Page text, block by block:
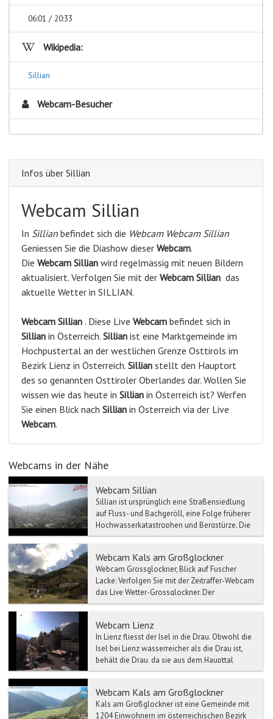
06:01 / 20:33
Wikipedia:
Sillian
Webcam-Besucher
Infos über Sillian
Webcam Sillian
In Sillian befindet sich die Webcam Webcam Sillian
Geniessen Sie die Diashow dieser Webcam.
Die Webcam Sillian wird regelmässig mit neuen Bildern
aktualisiert. Verfolgen Sie mit der Webcam Sillian das
aktuelle Wetter in SILLIAN.
Webcam Sillian . Diese Live Webcam befindet sich in
Sillian in Österreich. Sillian ist eine Marktgemeinde im
Hochpustertal an der westlichen Grenze Osttirols im
Bezirk Lienz in Österreich. Sillian stellt den Hauptort
des so genannten Osttiroler Oberlandes dar. Wollen Sie
wissen wie das heute in Sillian in Österreich ist? Werfen
Sie einen Blick nach Sillian in Österreich via der Live
Webcam.
Webcams in der Nähe
Webcam Sillian
Sillian ist ursprünglich eine Straßensiedlung
auf Fluss- und Bachgeröll, eine Folge früherer
Hochwasserkatastrophen und Bergstürze. Die
im Talboden...
Webcam Kals am Großglockner
Webcam Grossglockner, Blick auf Fuscher
Lacke: Verfolgen Sie mit der Zeitraffer-Webcam
das Live Wetter-Grossglockner. Der
Großglockne...
Webcam Lienz
In Lienz fliesst der Isel in die Drau. Obwohl die
Isel bei Lienz wasserreicher als die Drau ist,
behält die Drau, da sie aus dem Haupttal
kommt, ih...
Webcam Kals am Großglockner
Kals am Großglockner ist eine Gemeinde mit
1204 Einwohnern im österreichischen Bezirk